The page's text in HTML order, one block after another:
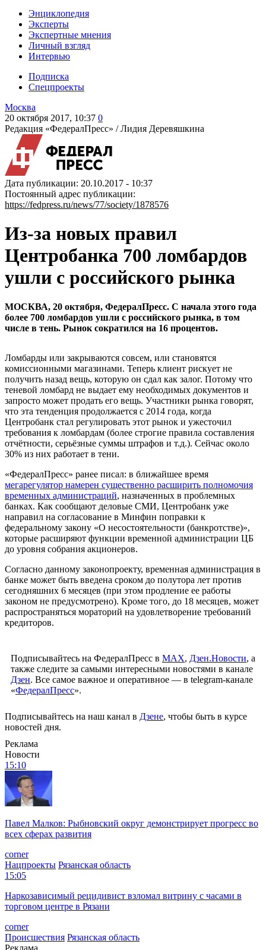
Энциклопедия
Эксперты
Экспертные мнения
Личный взгляд
Интервью
Подписка
Спецпроекты
Москва
20 октября 2017, 10:37 0
Редакция «ФедералПресс» /Лидия Деревяшкина
Дата публикации: 20.10.2017 - 10:37
Постоянный адрес публикации:
https://fedpress.ru/news/77/society/1878576
Из-за новых правил
Центробанка 700 ломбардов
ушли с российского рынка
МОСКВА, 20 октября, ФедералПресс. С начала этого года
более 700 ломбардов ушли с российского рынка, в том
числе в тень. Рынок сократился на 16 процентов.
Ломбарды или закрываются совсем, или становятся
комиссионными магазинами. Теперь клиент рискует не
получить назад вещь, которую он сдал как залог. Потому что
теневой ломбард не выдает ему необходимых документов и
запросто может продать его вещь. Участники рынка говорят,
что эта тенденция продолжается с 2014 года, когда
Центробанк стал регулировать этот рынок и ужесточил
требования к ломбардам (более строгие правила составления
отчётности, серьёзные суммы штрафов и т.д.). Сейчас около
30% из них работает в тени.
«ФедералПресс» ранее писал: в ближайшее время
мегарегулятор намерен существенно расширить полномочия
временных администраций, назначенных в проблемных
банках. Как сообщают деловые СМИ, Центробанк уже
направил на согласование в Минфин поправки к
федеральному закону «О несостоятельности (банкротстве)»,
которые расширяют функции временной администрации ЦБ
до уровня собрания акционеров.
Согласно данному законопроекту, временная администрация в
банке может быть введена сроком до полутора лет против
сегодняшних 6 месяцев (при этом продление ее работы
законом не предусмотрено). Кроме того, до 18 месяцев, может
распространяться мораторий на удовлетворение требований
кредиторов.
Подписывайтесь на ФедералПресс в МАХ, Дзен.Новости, а
также следите за самыми интересными новостями в канале
Дзен. Все самое важное и оперативное — в telegram-канале
«ФедералПресс».
Подписывайтесь на наш канал в Дзене, чтобы быть в курсе
новостей дня.
Реклама
Новости
15:10
Павел Малков: Рыбновский округ демонстрирует прогресс во
всех сферах развития
corner
Нацпроекты Рязанская область
15:05
Наркозависимый рецидивист взломал витрину с часами в
торговом центре в Рязани
corner
Происшествия Рязанская область
Реклама